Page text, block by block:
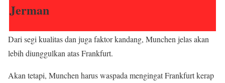
Jerman
Dari segi kualitas dan juga faktor kandang, Munchen jelas akan
lebih diunggulkan atas Frankfurt.
Akan tetapi, Munchen harus waspada mengingat Frankfurt kerap